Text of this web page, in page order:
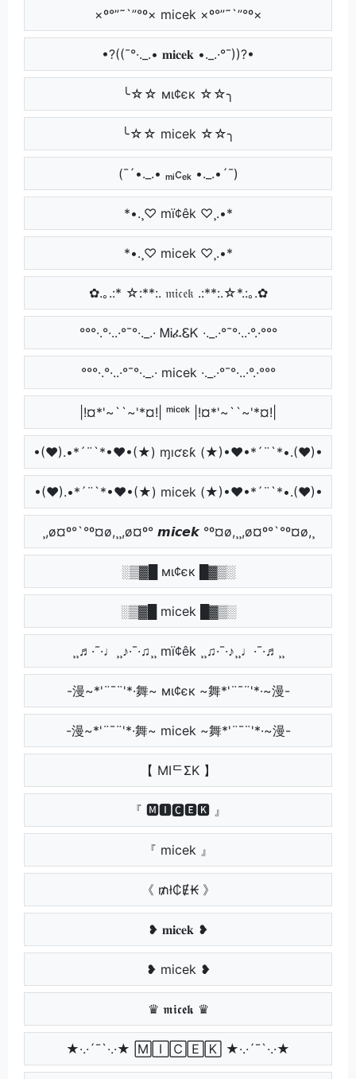
×º°”˜`”°º× micek ×º°”˜`”°º×
•?((¯°·._.• 𝐦𝐢𝐜𝐞𝐤 •._.·°¯))?•
╰☆☆ мι¢єк ☆☆╮
╰☆☆ micek ☆☆╮
(¯´•._.• ₘᵢcₑₖ •._.•´¯)
*•.¸♡ mï¢êk ♡¸.•*
*•.¸♡ micek ♡¸.•*
✿.｡.:* ☆:**:. 𝔪𝔦𝔠𝔢𝔨 .:**:.☆*.:｡.✿
°°°·.°·..·°¯°·._.· ᎷᎥፈᏋᏦ ·._.·°¯°·..·°.·°°°
°°°·.°·..·°¯°·._.· micek ·._.·°¯°·..·°.·°°°
|!¤*'~``~'*¤!| ᵐⁱᶜᵉᵏ |!¤*'~``~'*¤!|
•(♥).•*´¨`*•♥•(★) ɱıƈɛƙ (★)•♥•*´¨`*•.(♥)•
•(♥).•*´¨`*•♥•(★) micek (★)•♥•*´¨`*•.(♥)•
¸,ø¤º°`°º¤ø,¸¸,ø¤º° 𝙢𝙞𝙘𝙚𝙠 °º¤ø,¸¸,ø¤º°`°º¤ø,¸
░▒▓█ мι¢єк █▓▒░
░▒▓█ micek █▓▒░
¸¸♬·¯·♩¸¸♪·¯·♫¸¸ mï¢êk ¸¸♫·¯·♪¸¸♩·¯·♬¸¸
-漫~*'¨¯¨'*·舞~ мι¢єк ~舞*'¨¯¨'*·~漫-
-漫~*'¨¯¨'*·舞~ micek ~舞*'¨¯¨'*·~漫-
【 MIᄃΣK 】
『 🅼🅸🅲🅴🅺 』
『 micek 』
《 ₥ł₵Ɇ₭ 》
❥ 𝐦𝐢𝐜𝐞𝐤 ❥
❥ micek ❥
♛ 𝖒𝖎𝖈𝖊𝖐 ♛
★·.·´¯`·.·★ 🄼🄸🄲🄴🄺 ★·.·´¯`·.·★